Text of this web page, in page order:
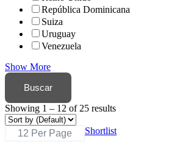
República Dominicana
Suiza
Uruguay
Venezuela
Show More
Buscar
Showing 1 – 12 of 25 results
Shortlist